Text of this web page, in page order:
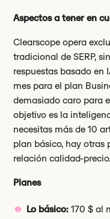
Aspectos a tener en
Clearscope opera
tradicional de SERP,
respuestas basado en
mes para el plan
demasiado caro para
objetivo es la
necesitas más de 10
plan básico, hay otras
relación calidad-precio.
Planes
Lo básico: 170 $ al